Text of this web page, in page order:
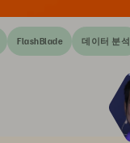
FlashBlade 데이터 분석